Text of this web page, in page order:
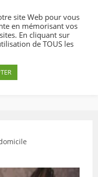
site Web pour vous
en mémorisant vos
En cliquant sur
de TOUS les